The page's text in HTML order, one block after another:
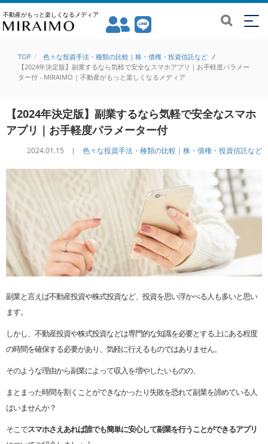
不動産がもっと楽しくなるメディア
TOP 色々な投資手法・種類の比較｜株・債権・投資信託など /
【2024年決定版】副業するなら気軽で安全なスマホアプリ｜お手軽度パラメー
ター付 - MIRAIMO | 不動産がもっと楽しくなるメディア
【2024年決定版】副業するなら気軽で安全なスマホ
アプリ｜お手軽度パラメーター付
2024.01.15 | 色々な投資手法・種類の比較｜株・債権・投資信託など
副業と言えば不動産投資や株式投資など、投資を思い浮かべる人も多いと思い
ます。
しかし、不動産投資や株式投資などは専門的な知識を必要とする上にある程度
の時間を確保する必要があり、気軽に行えるものではありません。
そのような理由から副業によって収入を増やしたいものの、
まとまった時間を割くことができなかったり失敗を恐れて副業を諦めている人
はいませんか？
そこでスマホさえあれば誰でも簡単に安心して副業を行うことができるアプリ